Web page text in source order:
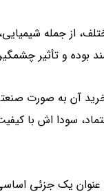
از جمله
بوده و تأثیر
آن به صورت
سودا اش با کیفیت
عنوان یک جزئی